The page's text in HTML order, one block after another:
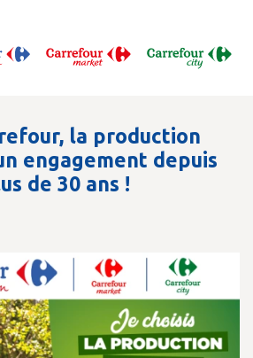
la production
engagement depuis
de 30 ans !